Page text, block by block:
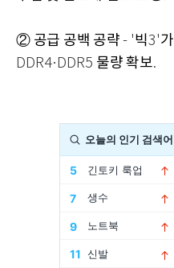
② 공급 공백 공략- '빅3'가
DDR4·DDR5 물량 확보.